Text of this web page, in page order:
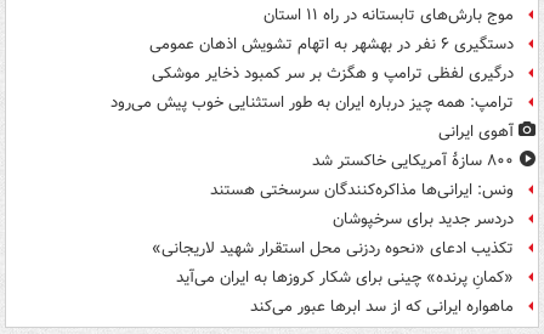
موج بارش‌های تابستانه در راه ۱۱ استان
دستگیری ۶ نفر در بهشهر به اتهام تشویش اذهان عمومی
درگیری لفظی ترامپ و هگزث بر سر کمبود ذخایر موشکی
ترامپ: همه چیز درباره ایران به طور استثنایی خوب پیش می‌رود
آهوی ایرانی
۸۰۰ سازۀ آمریکایی خاکستر شد
ونس: ایرانی‌ها مذاکره‌کنندگان سرسختی هستند
دردسر جدید برای سرخپوشان
تکذیب ادعای «نحوه ردزنی محل استقرار شهید لاریجانی»
«کمانِ پرنده» چینی برای شکار کروزها به ایران می‌آید
ماهواره ایرانی که از سد ابرها عبور می‌کند